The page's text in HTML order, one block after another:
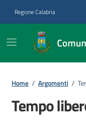
Regione Calabria
Home / Argomenti /
Tempo